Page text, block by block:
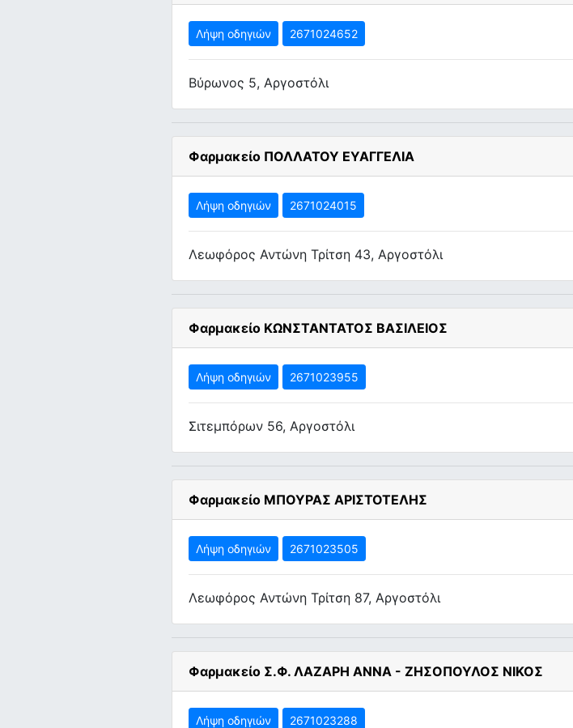
Λήψη οδηγιών 2671024652
Βύρωνος 5, Αργοστόλι
Φαρμακείο ΠΟΛΛΑΤΟΥ ΕΥΑΓΓΕΛΙΑ
Λήψη οδηγιών 2671024015
Λεωφόρος Αντώνη Τρίτση 43, Αργοστόλι
Φαρμακείο ΚΩΝΣΤΑΝΤΑΤΟΣ ΒΑΣΙΛΕΙΟΣ
Λήψη οδηγιών 2671023955
Σιτεμπόρων 56, Αργοστόλι
Φαρμακείο ΜΠΟΥΡΑΣ ΑΡΙΣΤΟΤΕΛΗΣ
Λήψη οδηγιών 2671023505
Λεωφόρος Αντώνη Τρίτση 87, Αργοστόλι
Φαρμακείο Σ.Φ. ΛΑΖΑΡΗ ΑΝΝΑ - ΖΗΣΟΠΟΥΛΟΣ ΝΙΚΟΣ
Λήψη οδηγιών 2671023288